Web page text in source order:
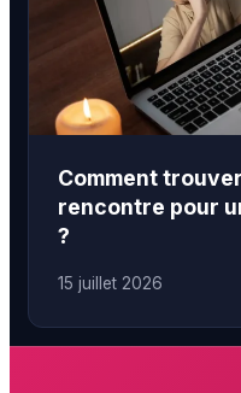
Comment
rencontre pour
?
15 juillet 2026